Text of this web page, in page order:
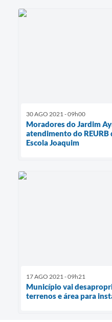
30 AGO 2021 - 09h00
Moradores do Jardim
atendimento do REURB
Escola Joaquim
17 AGO 2021 - 09h21
Município vai
terrenos e área para